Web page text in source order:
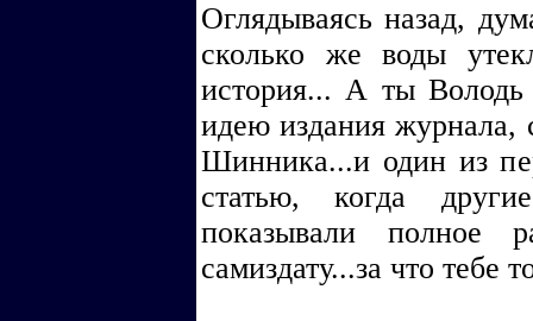
Оглядываясь назад,
сколько же воды
история... А ты
идею издания журнала,
Шинника...и один из
статью, когда
показывали полное
самиздату...за что тебе